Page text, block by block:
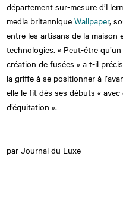
département sur-mesure
media britanniqueWallpaper,
entre les artisans de la
technologies. « Peut-être
création de fusées » a t-il
la griffe à se positionner à
elle le fit dès ses débuts «
d’équitation ».
par Journal du Luxe